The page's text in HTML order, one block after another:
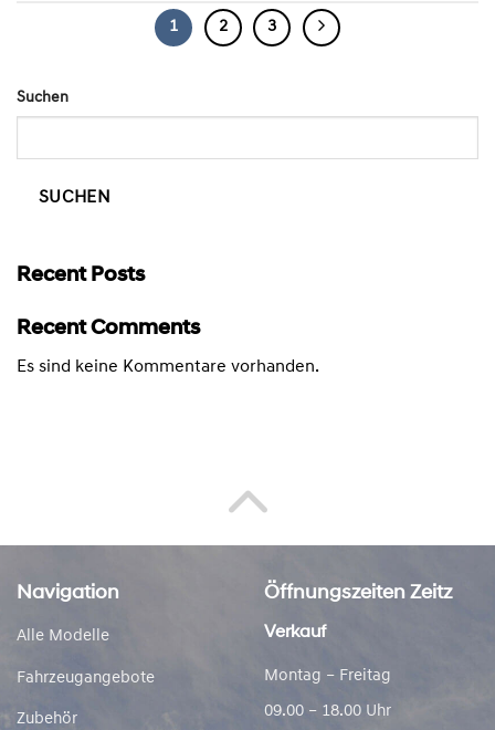
1 2 3
Suchen
SUCHEN
Recent Posts
Recent Comments
Es sind keine Kommentare vorhanden.
Navigation
Alle Modelle
Fahrzeugangebote
Zubehör
Öffnungszeiten Zeitz
Verkauf
Montag – Freitag
09.00 – 18.00 Uhr